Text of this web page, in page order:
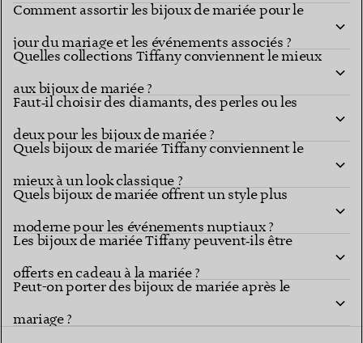
Comment assortir les bijoux de mariée pour le
jour du mariage et les événements associés ?
Quelles collections Tiffany conviennent le mieux
aux bijoux de mariée ?
Faut‑il choisir des diamants, des perles ou les
deux pour les bijoux de mariée ?
Quels bijoux de mariée Tiffany conviennent le
mieux à un look classique ?
Quels bijoux de mariée offrent un style plus
moderne pour les événements nuptiaux ?
Les bijoux de mariée Tiffany peuvent‑ils être
offerts en cadeau à la mariée ?
Peut-on porter des bijoux de mariée après le
mariage ?